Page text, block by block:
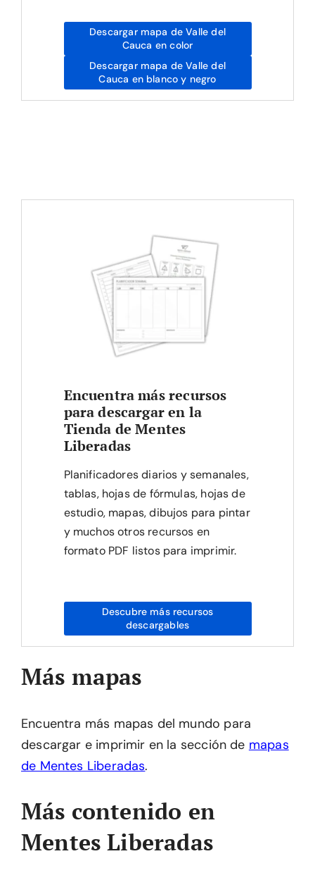
Descargar mapa de Valle del
Cauca en color
Descargar mapa de Valle del
Cauca en blanco y negro
Encuentra más recursos
para descargar en la
Tienda de Mentes
Liberadas
Planificadores diarios y semanales,
tablas, hojas de fórmulas, hojas de
estudio, mapas, dibujos para pintar
y muchos otros recursos en
formato PDF listos para imprimir.
Descubre más recursos
descargables
Más mapas
Encuentra más mapas del mundo para
descargar e imprimir en la sección de mapas
de Mentes Liberadas.
Más contenido en
Mentes Liberadas